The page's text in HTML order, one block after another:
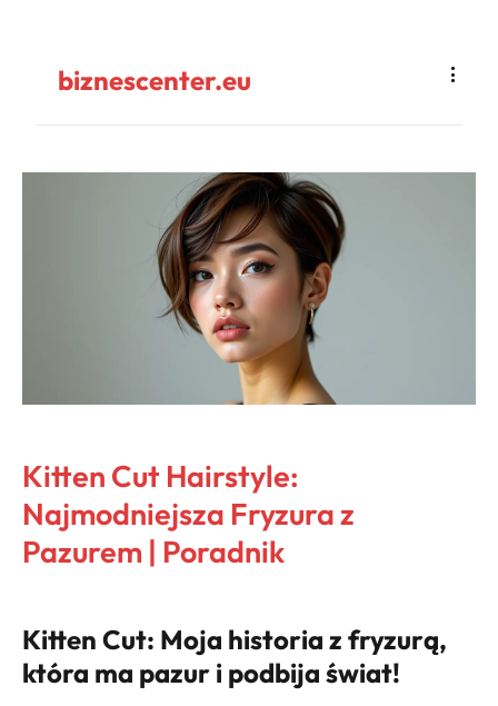
biznescenter.eu
Kitten Cut Hairstyle:
Najmodniejsza Fryzura z
Pazurem | Poradnik
Kitten Cut: Moja historia z fryzurą,
która ma pazur i podbija świat!